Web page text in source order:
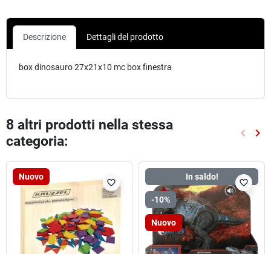
Descrizione Dettagli del prodotto
box dinosauro 27x21x10 mc box finestra
8 altri prodotti nella stessa
categoria:
keyboard_arrow_left keyboard_arrow_right
Nuovo
favorite_border
In saldo!
-10%
Nuovo
favorite_border